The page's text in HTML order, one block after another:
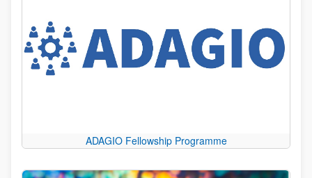
ADAGIO Fellowship Programme